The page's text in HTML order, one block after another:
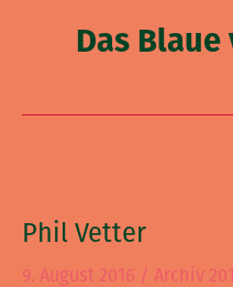
Das
Phil Vetter
9. August 2016 / Archiv